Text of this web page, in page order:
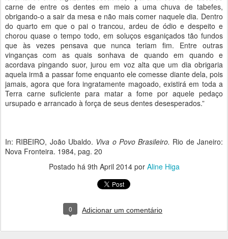
carne de entre os dentes em meio a uma chuva de tabefes,
obrigando-o a sair da mesa e não mais comer naquele dia. Dentro
do quarto em que o pai o trancou, ardeu de ódio e despeito e
chorou quase o tempo todo, em soluços esganiçados tão fundos
que às vezes pensava que nunca teriam fim. Entre outras
vinganças com as quais sonhava de quando em quando e
acordava pingando suor, jurou em voz alta que um dia obrigaria
aquela irmã a passar fome enquanto ele comesse diante dela, pois
jamais, agora que fora ingratamente magoado, existirá em toda a
Terra carne suficiente para matar a fome por aquele pedaço
ursupado e arrancado à força de seus dentes desesperados.”
In: RIBEIRO, João Ubaldo. Viva o Povo Brasileiro. Rio de Janeiro:
Nova Fronteira. 1984, pag. 20
Postado há 9th April 2014por Aline Higa
0 Adicionar um comentário